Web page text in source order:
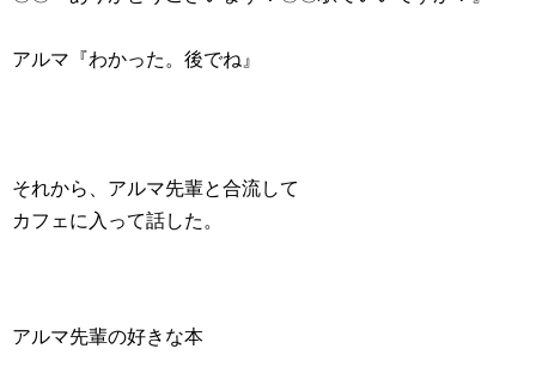
アルマ『わかった。後でね』
それから、アルマ先輩と合流して
カフェに入って話した。
アルマ先輩の好きな本